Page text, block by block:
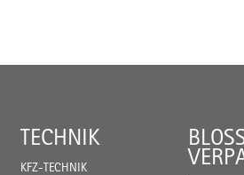
TECHNIK
KFZ-TECHNIK